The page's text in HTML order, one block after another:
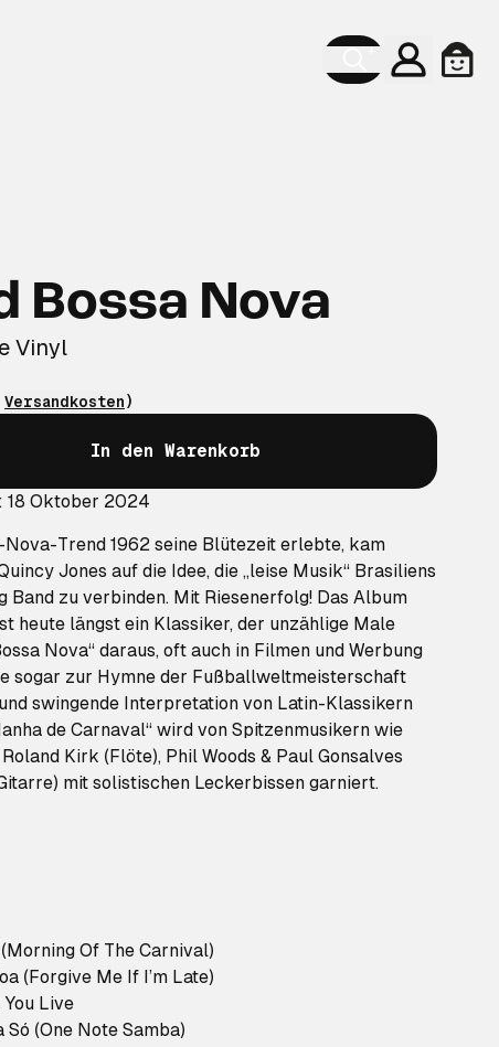
Konto
Bossa Nova
Vinyl
Versandkosten)
In den Warenkorb
18 Oktober 2024
Trend 1962 seine Blütezeit erlebte, kam
Jones auf die Idee, die „leise Musik“ Brasiliens
Band zu verbinden. Mit Riesenerfolg! Das Album
heute längst ein Klassiker, der unzählige Male
Nova“ daraus, oft auch in Filmen und Werbung
sogar zur Hymne der Fußballweltmeisterschaft
und swingende Interpretation von Latin-Klassikern
de Carnaval“ wird von Spitzenmusikern wie
Kirk (Flöte), Phil Woods & Paul Gonsalves
mit solistischen Leckerbissen garniert.
Of The Carnival)
(Forgive Me If I’m Late)
You Live
Só (One Note Samba)